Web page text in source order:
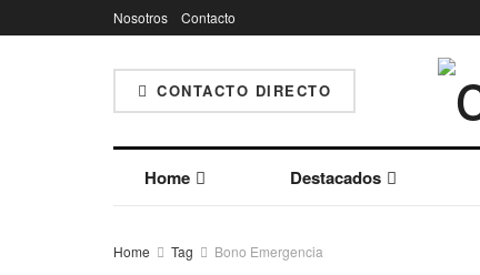
Nosotros Contacto
CONTACTO DIRECTO
Home Destacados
Home Tag Bono Emergencia